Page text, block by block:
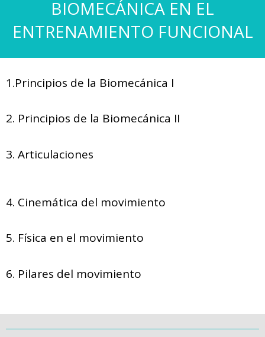
BIOMECÁNICA EN EL
ENTRENAMIENTO FUNCIONAL
1.Principios de la Biomecánica I
2. Principios de la Biomecánica II
3. Articulaciones
4. Cinemática del movimiento
5. Física en el movimiento
6. Pilares del movimiento